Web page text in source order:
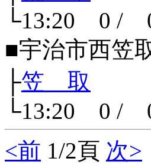
└13:20 0 /
■宇治市西笠
├笠 取
└13:20 0 /
<前 1/2頁 次>